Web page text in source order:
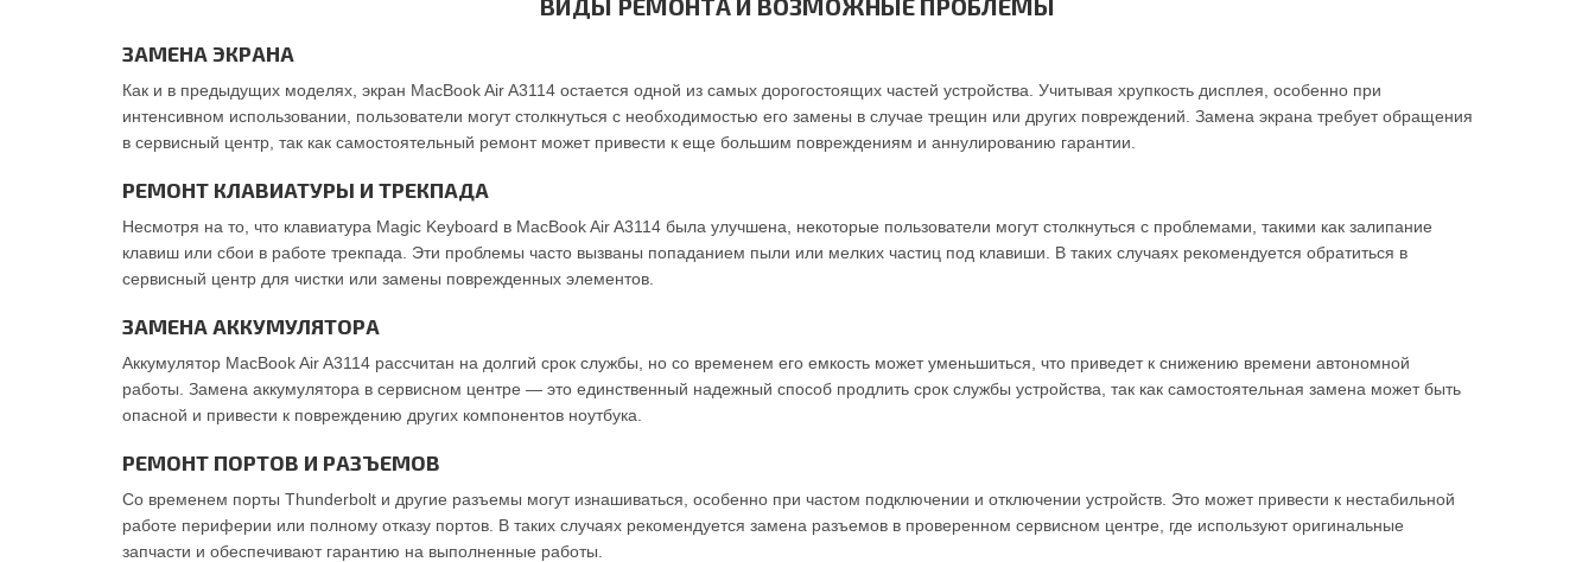
ВИДЫ РЕМОНТА И ВОЗМОЖНЫЕ ПРОБЛЕМЫ
ЗАМЕНА ЭКРАНА
Как и в предыдущих моделях, экран MacBook Air A3114 остается одной из самых дорогостоящих частей устройства. Учитывая хрупкость дисплея, особенно при
интенсивном использовании, пользователи могут столкнуться с необходимостью его замены в случае трещин или других повреждений. Замена экрана требует обращения
в сервисный центр, так как самостоятельный ремонт может привести к еще большим повреждениям и аннулированию гарантии.
РЕМОНТ КЛАВИАТУРЫ И ТРЕКПАДА
Несмотря на то, что клавиатура Magic Keyboard в MacBook Air A3114 была улучшена, некоторые пользователи могут столкнуться с проблемами, такими как залипание
клавиш или сбои в работе трекпада. Эти проблемы часто вызваны попаданием пыли или мелких частиц под клавиши. В таких случаях рекомендуется обратиться в
сервисный центр для чистки или замены поврежденных элементов.
ЗАМЕНА АККУМУЛЯТОРА
Аккумулятор MacBook Air A3114 рассчитан на долгий срок службы, но со временем его емкость может уменьшиться, что приведет к снижению времени автономной
работы. Замена аккумулятора в сервисном центре — это единственный надежный способ продлить срок службы устройства, так как самостоятельная замена может быть
опасной и привести к повреждению других компонентов ноутбука.
РЕМОНТ ПОРТОВ И РАЗЪЕМОВ
Со временем порты Thunderbolt и другие разъемы могут изнашиваться, особенно при частом подключении и отключении устройств. Это может привести к нестабильной
работе периферии или полному отказу портов. В таких случаях рекомендуется замена разъемов в проверенном сервисном центре, где используют оригинальные
запчасти и обеспечивают гарантию на выполненные работы.